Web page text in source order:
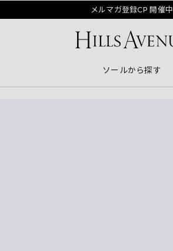
メルマガ登録CP 開催中
ソールから探す